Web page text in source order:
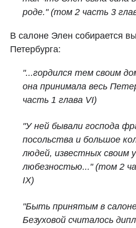
роде." (том 2 часть 3
В салоне Элен собирается
Петербурга:
"...гордился тем своим
она принимала весь
часть 1 глава VI)
"У ней бывали господа
посольства и большое
людей, известных своим
любезностью..." (том 2
IX)
"Быть принятым в
Безуховой считалось